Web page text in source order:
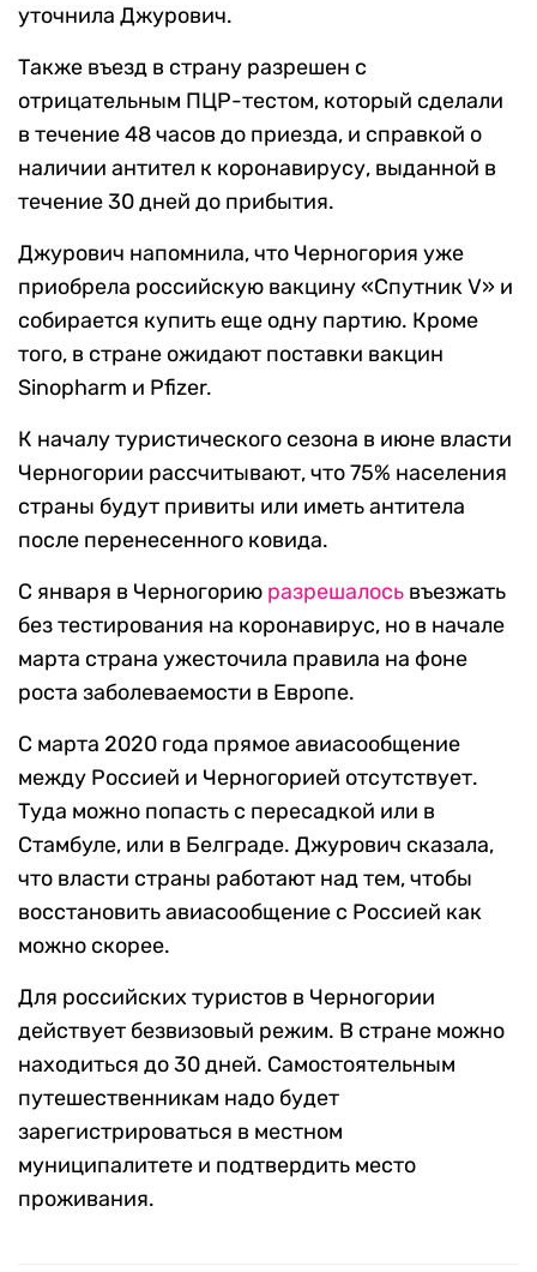
уточнила Джурович.
Также въезд в страну разрешен с
отрицательным ПЦР-тестом, который сделали
в течение 48 часов до приезда, и справкой о
наличии антител к коронавирусу, выданной в
течение 30 дней до прибытия.
Джурович напомнила, что Черногория уже
приобрела российскую вакцину «Спутник V» и
собирается купить еще одну партию. Кроме
того, в стране ожидают поставки вакцин
Sinopharm и Pfizer.
К началу туристического сезона в июне власти
Черногории рассчитывают, что 75% населения
страны будут привиты или иметь антитела
после перенесенного ковида.
С января в Черногорию разрешалось въезжать
без тестирования на коронавирус, но в начале
марта страна ужесточила правила на фоне
роста заболеваемости в Европе.
С марта 2020 года прямое авиасообщение
между Россией и Черногорией отсутствует.
Туда можно попасть с пересадкой или в
Стамбуле, или в Белграде. Джурович сказала,
что власти страны работают над тем, чтобы
восстановить авиасообщение с Россией как
можно скорее.
Для российских туристов в Черногории
действует безвизовый режим. В стране можно
находиться до 30 дней. Самостоятельным
путешественникам надо будет
зарегистрироваться в местном
муниципалитете и подтвердить место
проживания.